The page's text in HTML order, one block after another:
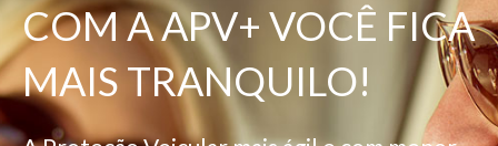
COM A APV+ VOCÊ FICA
MAIS TRANQUILO!